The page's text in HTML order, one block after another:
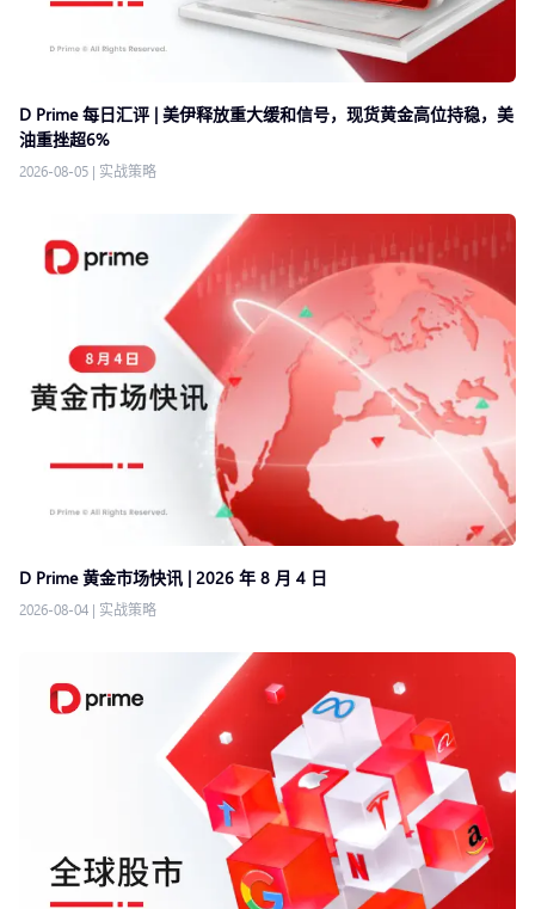
D Prime 每日汇评 | 美伊释放重大缓和信号，现货黄金高位持稳，美
油重挫超6%
2026-08-05 | 实战策略
D Prime 黄金市场快讯 | 2026 年 8 月 4 日
2026-08-04 | 实战策略